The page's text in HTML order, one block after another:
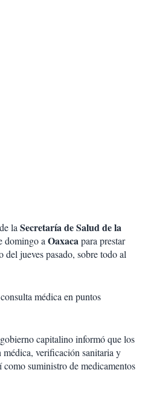
de laSecretaría de Salud de la
domingo aOaxacapara prestar
del jueves pasado, sobre todo al
médica en puntos
capitalino informó que los
médica, verificación sanitaria y
suministro de medicamentos